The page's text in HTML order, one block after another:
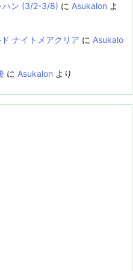
ハン (3/2-3/8) に Asukalon よ
ナイトメアクリア に Asukalo
に Asukalon より